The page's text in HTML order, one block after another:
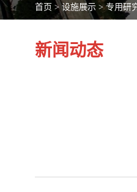
首页 >设施展示 >专用研
新闻动态